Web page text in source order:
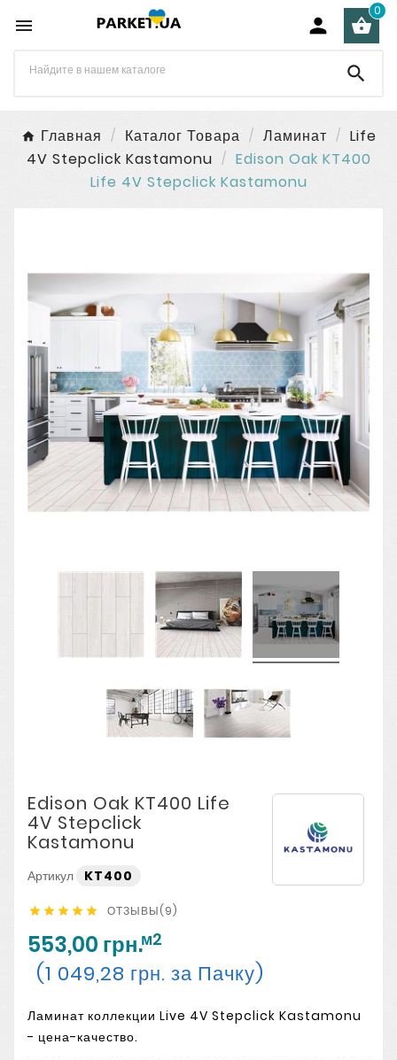
  
0

Главная Каталог Товара Ламинат
Life
4V Stepclick Kastamonu
Edison Oak KT400
Life 4V Stepclick Kastamonu
Edison Oak KT400 Life
4V Stepclick
Kastamonu
Артикул KT400
     ОТЗЫВЫ(9)
553,00 грн.м2
(1 049,28 грн. за Пачку)
Ламинат коллекции Live 4V Stepclick Kastamonu
- цена-качество.